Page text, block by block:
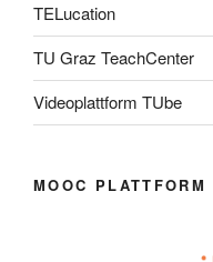
TELucation
TU Graz TeachCenter
Videoplattform TUbe
MOOC PLATTFORM